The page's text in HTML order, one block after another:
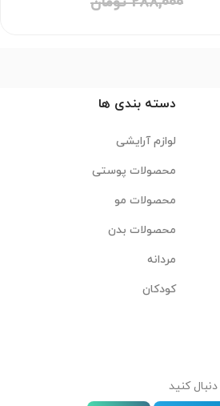
دسته بندی ها
لوازم آرایشی
محصولات پوستی
محصولات مو
محصولات بدن
مردانه
کودکان
کنید